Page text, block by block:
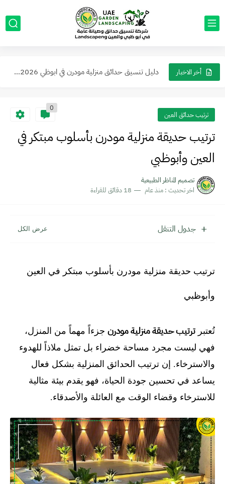
أخر الاخبار
حول حديقتك إلى واحة ملكية أرقى تصاميم الحدائق العصرية في...
أفكار مبتكرة لتزيين واجهات ومداخل المنازل والفلل من الخارج في...
ترتيب حدائق العين
0
ترتيب حديقة منزلية مودرن بأسلوب مبتكر في
العين وأبوظبي
تصميم المناظر الطبيعية
اخر تحديث : منذ عام 18 دقائق للقراءة
جدول التنقل
ترتيب حديقة منزلية مودرن بأسلوب مبتكر في العين
وأبوظبي
تُعتبرترتيب حديقة منزلية مودرن جزءاً مهماً من المنزل،
فهي ليست مجرد مساحة خضراء بل تمثل ملاذاً للهدوء
والاسترخاء. إن ترتيب الحدائق المنزلية بشكل فعال
يساعد في تحسين جودة الحياة، فهو يقدم بيئة مثالية
للاسترخاء وقضاء الوقت مع العائلة والأصدقاء.